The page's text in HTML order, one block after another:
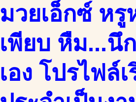
มวยเอ็กซ์ ห
เพียบ หืม...นึ
เอง โปรไฟล์